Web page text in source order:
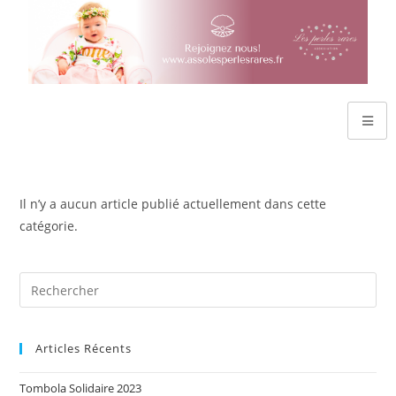
Il n’y a aucun article publié actuellement dans cette
catégorie.
Articles Récents
Tombola Solidaire 2023